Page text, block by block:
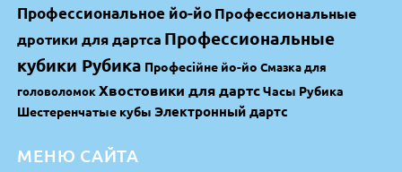
Профессиональное йо-йоПрофессиональные
дротики для дартса Профессиональные
кубики Рубика Професійне йо-йо Смазка для
головоломокХвостовики для дартсЧасы Рубика
Шестеренчатые кубы Электронный дартс
МЕНЮ САЙТА